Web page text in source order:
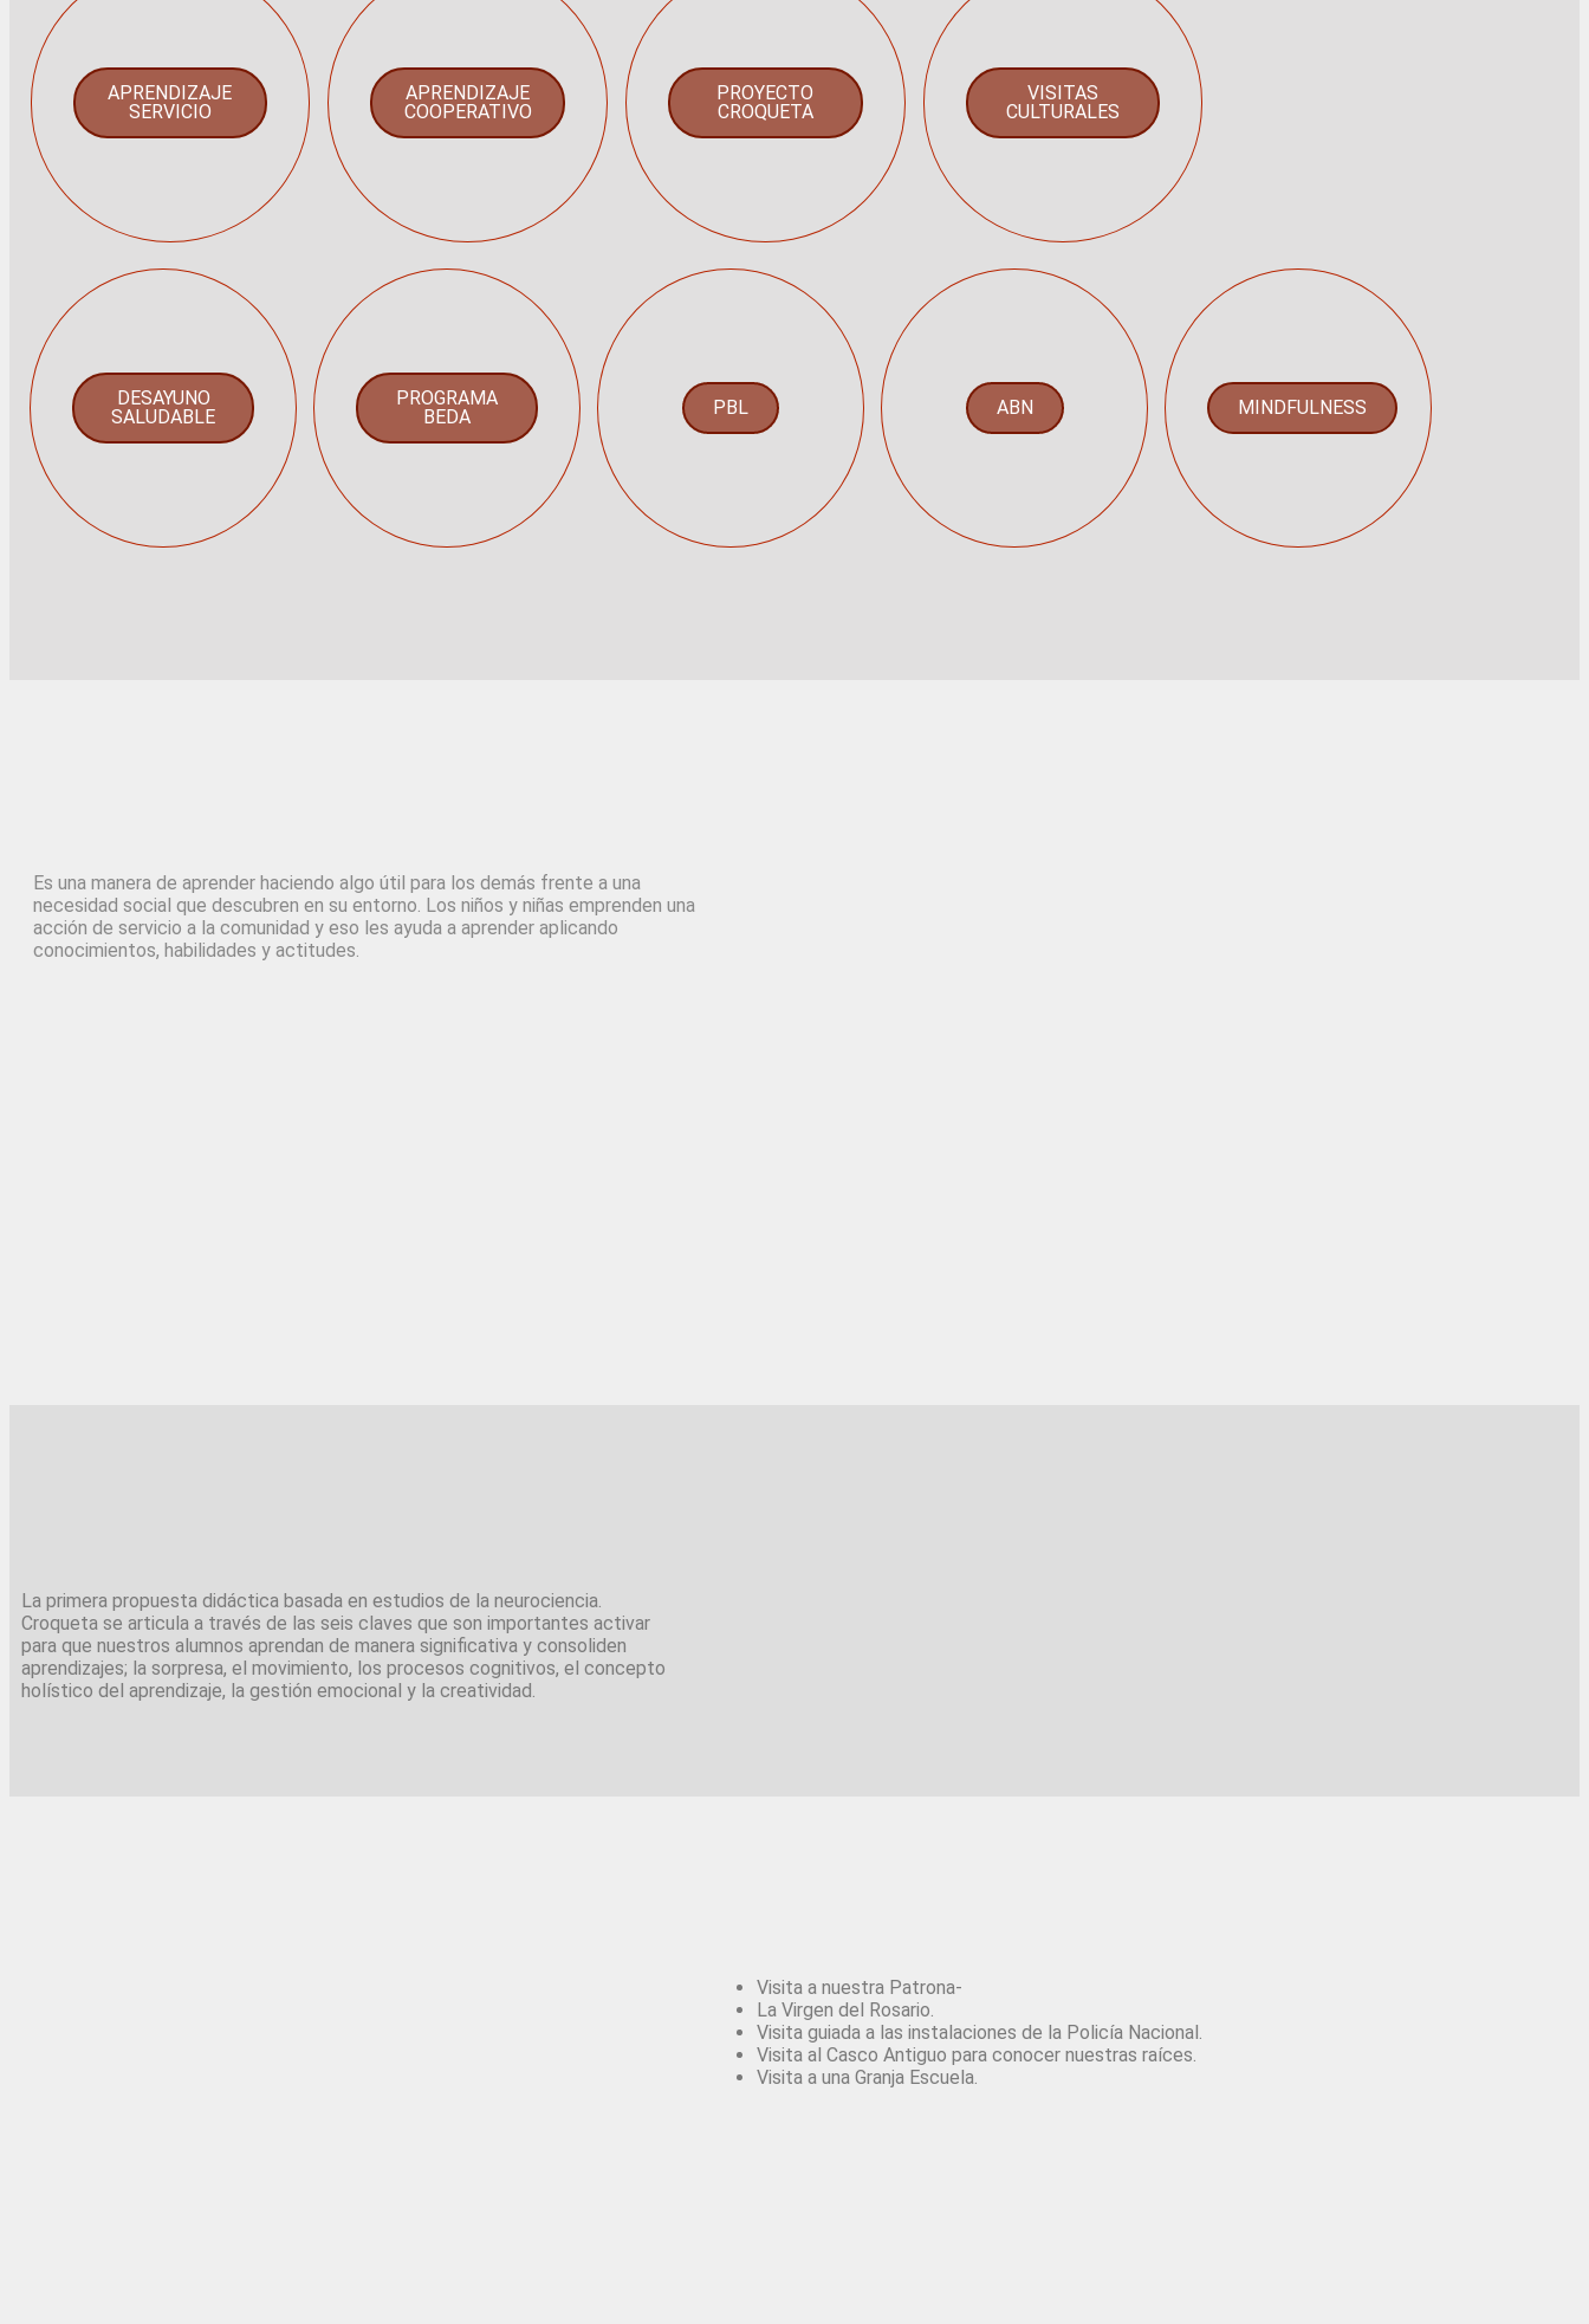
APRENDIZAJE
SERVICIO
APRENDIZAJE
COOPERATIVO
PROYECTO
CROQUETA
VISITAS
CULTURALES
DESAYUNO
SALUDABLE
PROGRAMA
BEDA
PBL ABN MINDFULNESS
Es una manera de aprender haciendo algo útil para los demás frente a una
necesidad social que descubren en su entorno. Los niños y niñas emprenden una
acción de servicio a la comunidad y eso les ayuda a aprender aplicando
conocimientos, habilidades y actitudes.
La primera propuesta didáctica basada en estudios de la neurociencia.
Croqueta se articula a través de las seis claves que son importantes activar
para que nuestros alumnos aprendan de manera significativa y consoliden
aprendizajes; la sorpresa, el movimiento, los procesos cognitivos, el concepto
holístico del aprendizaje, la gestión emocional y la creatividad.
Visita a nuestra Patrona-
La Virgen del Rosario.
Visita guiada a las instalaciones de la Policía Nacional.
Visita al Casco Antiguo para conocer nuestras raíces.
Visita a una Granja Escuela.